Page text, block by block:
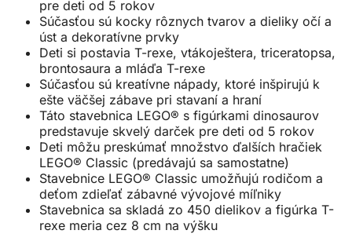
pre deti od 5 rokov
Súčasťou sú kocky rôznych tvarov a dieliky očí a
úst a dekoratívne prvky
Deti si postavia T-rexe, vtákoještera, triceratopsa,
brontosaura a mláďa T-rexe
Súčasťou sú kreatívne nápady, ktoré inšpirujú k
ešte väčšej zábave pri stavaní a hraní
Táto stavebnica LEGO® s figúrkami dinosaurov
predstavuje skvelý darček pre deti od 5 rokov
Deti môžu preskúmať množstvo ďalších hračiek
LEGO® Classic (predávajú sa samostatne)
Stavebnice LEGO® Classic umožňujú rodičom a
deťom zdieľať zábavné vývojové míľniky
Stavebnica sa skladá zo 450 dielikov a figúrka T-
rexe meria cez 8 cm na výšku